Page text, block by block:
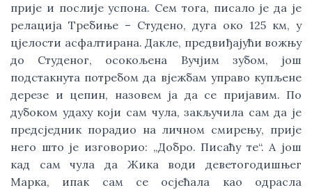
прије и послије успона. Сем тога, писало је да је
релација Требиње – Студено, дуга око 125 км, у
цјелости асфалтирана. Дакле, предвиђајући вожњу
до Студеног, осокољена Вучјим зубом, још
подстакнута потребом да вјежбам управо купљене
дерезе и цепин, назовем ја да се пријавим. По
дубоком удаху који сам чула, закључила сам да је
предсједник порадио на личном смирењу, прије
него што је изговорио: „Добро. Писаћу те“. А још
кад сам чула да Жика води деветогодишњег
Марка, ипак сам се осјећала као одрасла